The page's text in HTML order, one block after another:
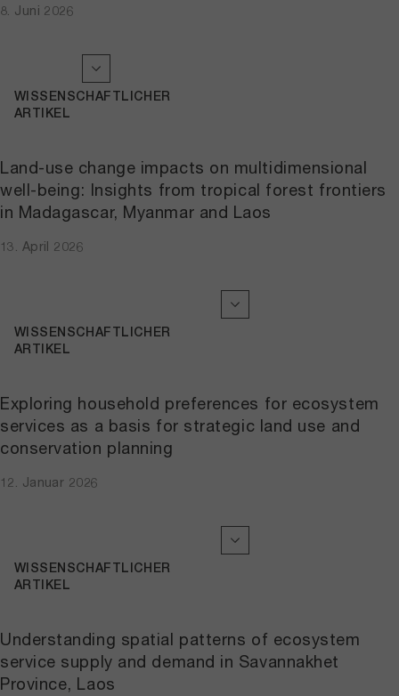
8. Juni 2026
Land-use change impacts on multidimensional
well-being: Insights from tropical forest frontiers
in Madagascar, Myanmar and Laos
13. April 2026
WISSENSCHAFTLICHER
ARTIKEL
Exploring household preferences for ecosystem
services as a basis for strategic land use and
conservation planning
12. Januar 2026
WISSENSCHAFTLICHER
ARTIKEL
Understanding spatial patterns of ecosystem
service supply and demand in Savannakhet
Province, Laos
WISSENSCHAFTLICHER
ARTIKEL